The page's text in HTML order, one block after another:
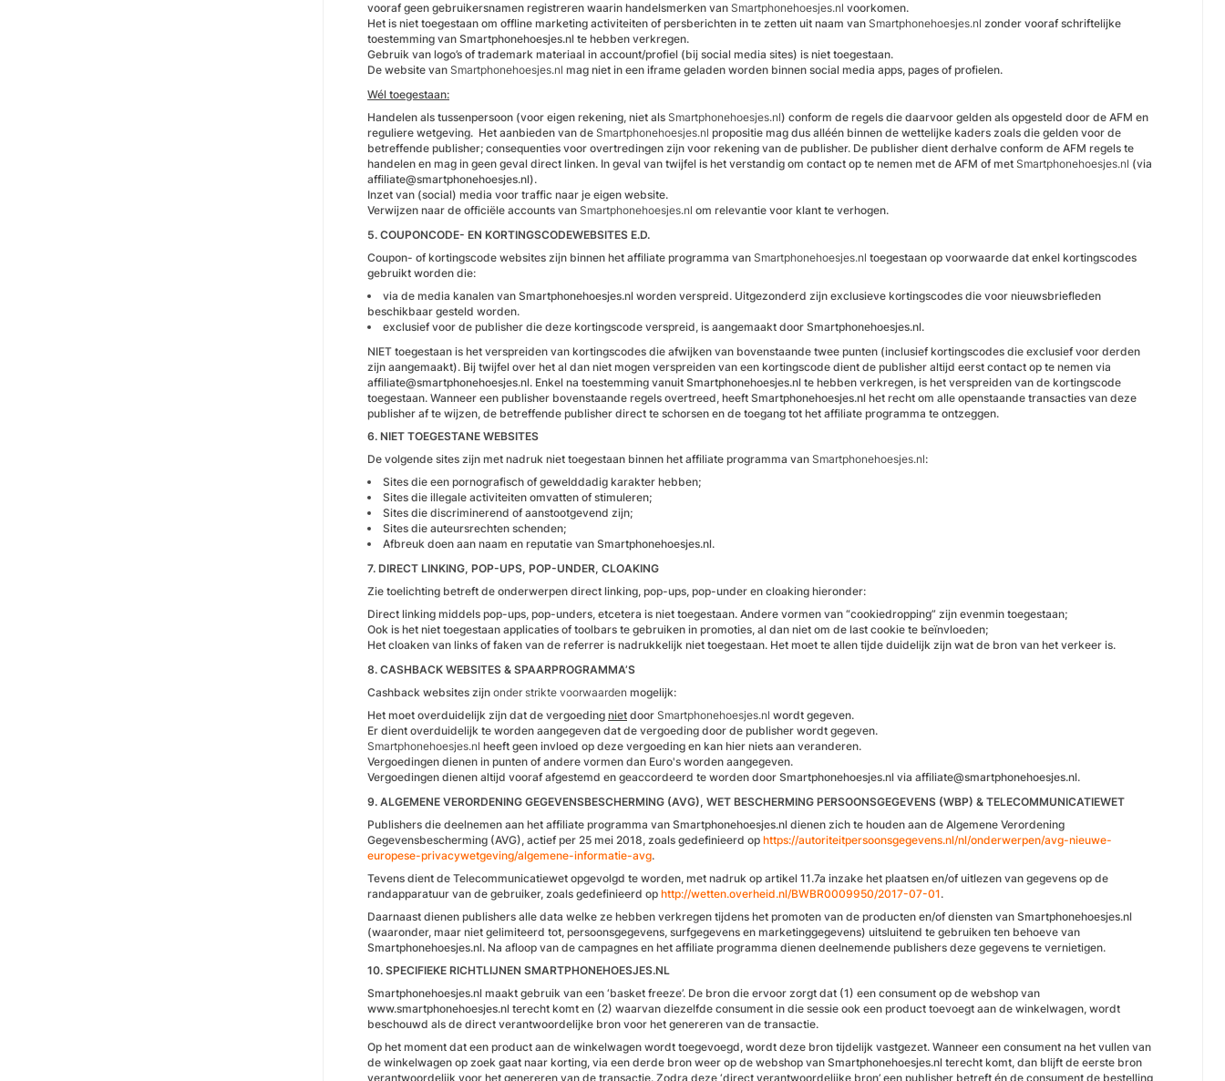
vooraf geen gebruikersnamen registreren waarin handelsmerken van Smartphonehoesjes.nl voorkomen.
Het is niet toegestaan om offline marketing activiteiten of persberichten in te zetten uit naam van Smartphonehoesjes.nl zonder vooraf schriftelijke
toestemming van Smartphonehoesjes.nl te hebben verkregen.
Gebruik van logo’s of trademark materiaal in account/profiel (bij social media sites) is niet toegestaan.
De website van Smartphonehoesjes.nl mag niet in een iframe geladen worden binnen social media apps, pages of profielen.
Wél toegestaan:
Handelen als tussenpersoon (voor eigen rekening, niet als Smartphonehoesjes.nl) conform de regels die daarvoor gelden als opgesteld door de AFM en
reguliere wetgeving. Het aanbieden van de Smartphonehoesjes.nl propositie mag dus alléén binnen de wettelijke kaders zoals die gelden voor de
betreffende publisher; consequenties voor overtredingen zijn voor rekening van de publisher. De publisher dient derhalve conform de AFM regels te
handelen en mag in geen geval direct linken. In geval van twijfel is het verstandig om contact op te nemen met de AFM of met Smartphonehoesjes.nl (via
affiliate@smartphonehoesjes.nl).
Inzet van (social) media voor traffic naar je eigen website.
Verwijzen naar de officiële accounts van Smartphonehoesjes.nl om relevantie voor klant te verhogen.
5. COUPONCODE- EN KORTINGSCODEWEBSITES E.D.
Coupon- of kortingscode websites zijn binnen het affiliate programma van Smartphonehoesjes.nl toegestaan op voorwaarde dat enkel kortingscodes
gebruikt worden die:
via de media kanalen van Smartphonehoesjes.nl worden verspreid. Uitgezonderd zijn exclusieve kortingscodes die voor nieuwsbriefleden
beschikbaar gesteld worden.
exclusief voor de publisher die deze kortingscode verspreid, is aangemaakt door Smartphonehoesjes.nl.
NIET toegestaan is het verspreiden van kortingscodes die afwijken van bovenstaande twee punten (inclusief kortingscodes die exclusief voor derden
zijn aangemaakt). Bij twijfel over het al dan niet mogen verspreiden van een kortingscode dient de publisher altijd eerst contact op te nemen via
affiliate@smartphonehoesjes.nl. Enkel na toestemming vanuit Smartphonehoesjes.nl te hebben verkregen, is het verspreiden van de kortingscode
toegestaan. Wanneer een publisher bovenstaande regels overtreed, heeft Smartphonehoesjes.nl het recht om alle openstaande transacties van deze
publisher af te wijzen, de betreffende publisher direct te schorsen en de toegang tot het affiliate programma te ontzeggen.
6. NIET TOEGESTANE WEBSITES
De volgende sites zijn met nadruk niet toegestaan binnen het affiliate programma van Smartphonehoesjes.nl:
Sites die een pornografisch of gewelddadig karakter hebben;
Sites die illegale activiteiten omvatten of stimuleren;
Sites die discriminerend of aanstootgevend zijn;
Sites die auteursrechten schenden;
Afbreuk doen aan naam en reputatie van Smartphonehoesjes.nl.
7. DIRECT LINKING, POP-UPS, POP-UNDER, CLOAKING
Zie toelichting betreft de onderwerpen direct linking, pop-ups, pop-under en cloaking hieronder:
Direct linking middels pop-ups, pop-unders, etcetera is niet toegestaan. Andere vormen van “cookiedropping” zijn evenmin toegestaan;
Ook is het niet toegestaan applicaties of toolbars te gebruiken in promoties, al dan niet om de last cookie te beïnvloeden;
Het cloaken van links of faken van de referrer is nadrukkelijk niet toegestaan. Het moet te allen tijde duidelijk zijn wat de bron van het verkeer is.
8. CASHBACK WEBSITES & SPAARPROGRAMMA’S
Cashback websites zijn onder strikte voorwaarden mogelijk:
Het moet overduidelijk zijn dat de vergoeding niet door Smartphonehoesjes.nl wordt gegeven.
Er dient overduidelijk te worden aangegeven dat de vergoeding door de publisher wordt gegeven.
Smartphonehoesjes.nl heeft geen invloed op deze vergoeding en kan hier niets aan veranderen.
Vergoedingen dienen in punten of andere vormen dan Euro's worden aangegeven.
Vergoedingen dienen altijd vooraf afgestemd en geaccordeerd te worden door Smartphonehoesjes.nl via affiliate@smartphonehoesjes.nl.
9. ALGEMENE VERORDENING GEGEVENSBESCHERMING (AVG), WET BESCHERMING PERSOONSGEGEVENS (WBP) & TELECOMMUNICATIEWET
Publishers die deelnemen aan het affiliate programma van Smartphonehoesjes.nl dienen zich te houden aan de Algemene Verordening
Gegevensbescherming (AVG), actief per 25 mei 2018, zoals gedefinieerd op https://autoriteitpersoonsgegevens.nl/nl/onderwerpen/avg-nieuwe-
europese-privacywetgeving/algemene-informatie-avg.
Tevens dient de Telecommunicatiewet opgevolgd te worden, met nadruk op artikel 11.7a inzake het plaatsen en/of uitlezen van gegevens op de
randapparatuur van de gebruiker, zoals gedefinieerd op http://wetten.overheid.nl/BWBR0009950/2017-07-01.
Daarnaast dienen publishers alle data welke ze hebben verkregen tijdens het promoten van de producten en/of diensten van Smartphonehoesjes.nl
(waaronder, maar niet gelimiteerd tot, persoonsgegevens, surfgegevens en marketinggegevens) uitsluitend te gebruiken ten behoeve van
Smartphonehoesjes.nl. Na afloop van de campagnes en het affiliate programma dienen deelnemende publishers deze gegevens te vernietigen.
10. SPECIFIEKE RICHTLIJNEN SMARTPHONEHOESJES.NL
Smartphonehoesjes.nl maakt gebruik van een ‘basket freeze’. De bron die ervoor zorgt dat (1) een consument op de webshop van
www.smartphonehoesjes.nl terecht komt en (2) waarvan diezelfde consument in die sessie ook een product toevoegt aan de winkelwagen, wordt
beschouwd als de direct verantwoordelijke bron voor het genereren van de transactie.
Op het moment dat een product aan de winkelwagen wordt toegevoegd, wordt deze bron tijdelijk vastgezet. Wanneer een consument na het vullen van
de winkelwagen op zoek gaat naar korting, via een derde bron weer op de webshop van Smartphonehoesjes.nl terecht komt, dan blijft de eerste bron
verantwoordelijk voor het genereren van de transactie. Zodra deze ‘direct verantwoordelijke bron’ een publisher betreft én de consument de bestelling